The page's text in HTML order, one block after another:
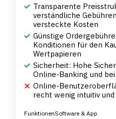
Transparente
verständliche
versteckte Kosten
Günstige
Konditionen für den
Wertpapieren
Sicherheit: Hohe
Online-Banking und
Online-
recht wenig intuitiv
FunktionenSoftware & App